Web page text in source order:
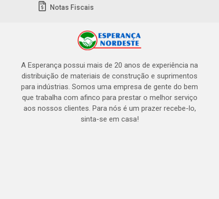
Notas Fiscais
A Esperança possui mais de 20 anos de experiência na
distribuição de materiais de construção e suprimentos
para indústrias. Somos uma empresa de gente do bem
que trabalha com afinco para prestar o melhor serviço
aos nossos clientes. Para nós é um prazer recebe-lo,
sinta-se em casa!